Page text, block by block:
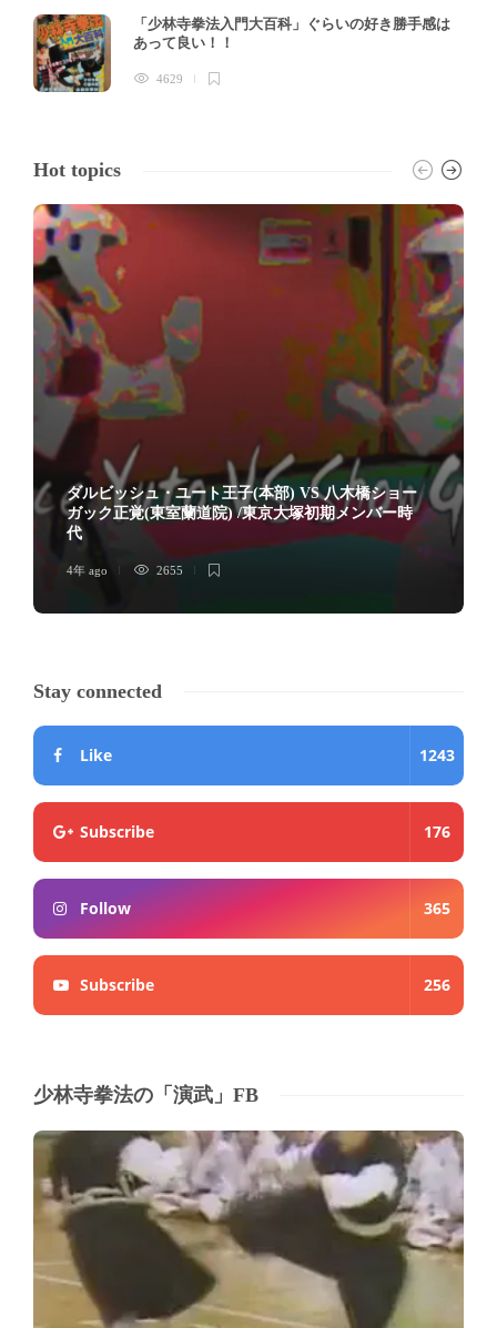
「少林寺拳法入門大百科」ぐらいの好き勝手感は
あって良い！！
4629
Hot topics
ダルビッシュ・ユート王子(本部) VS 八木橋ショー
ガック正覚(東室蘭道院) /東京大塚初期メンバー時
代
4年 ago 2655
Stay connected
Like 1243
Subscribe 176
Follow 365
Subscribe 256
少林寺拳法の「演武」FB